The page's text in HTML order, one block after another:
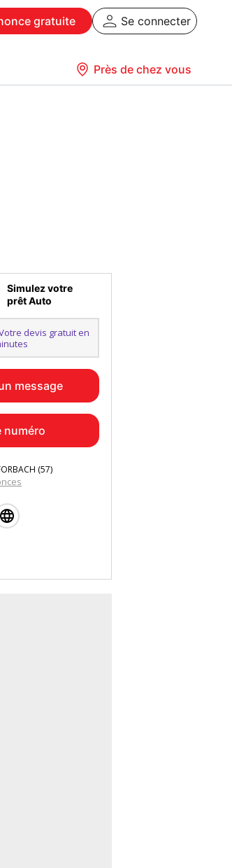
gratuite Se connecter
Près de chez vous
Simulez votre
prêt Auto
devis gratuit en
message
numéro
(57)